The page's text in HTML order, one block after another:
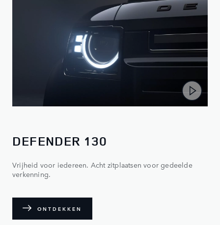
DEFENDER 130
Vrijheid voor iedereen. Acht zitplaatsen voor gedeelde
verkenning.
ONTDEKKEN